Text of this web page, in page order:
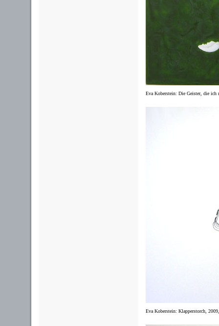
Eva Koberstein: Die Geister, die
Eva Koberstein: Klapperstorch,